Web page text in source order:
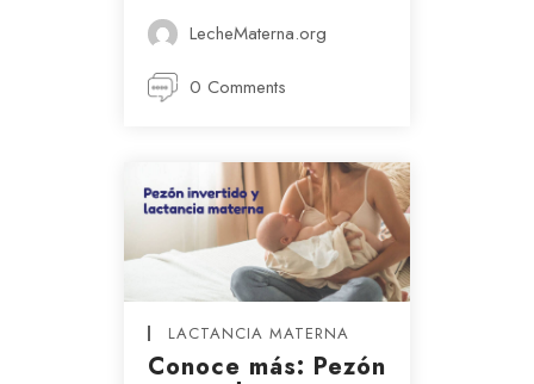
LecheMaterna.org
0 Comments
LACTANCIA MATERNA
Conoce más: Pezón